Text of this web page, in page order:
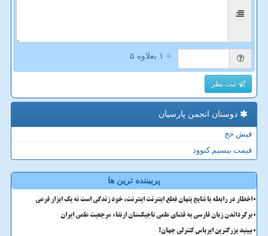
= ۱ بعلاوه ۵
ثبت نظر
دوستان انجمن پارسیان
فیش حج
قیمت بیسیم کنوود
پربیننده ترین ها
اخطار در رابطه با نتایج پنهان قطع اینترنت اینترنت، خود زندگی است نه یک ابزار فرعی
برگرداندن زبان فارسی به فضای علمی تاجیکستان ارتقاء مرجعیت علمی ایران
ببینید بزرگترین ایرباس کنترلی جهان!